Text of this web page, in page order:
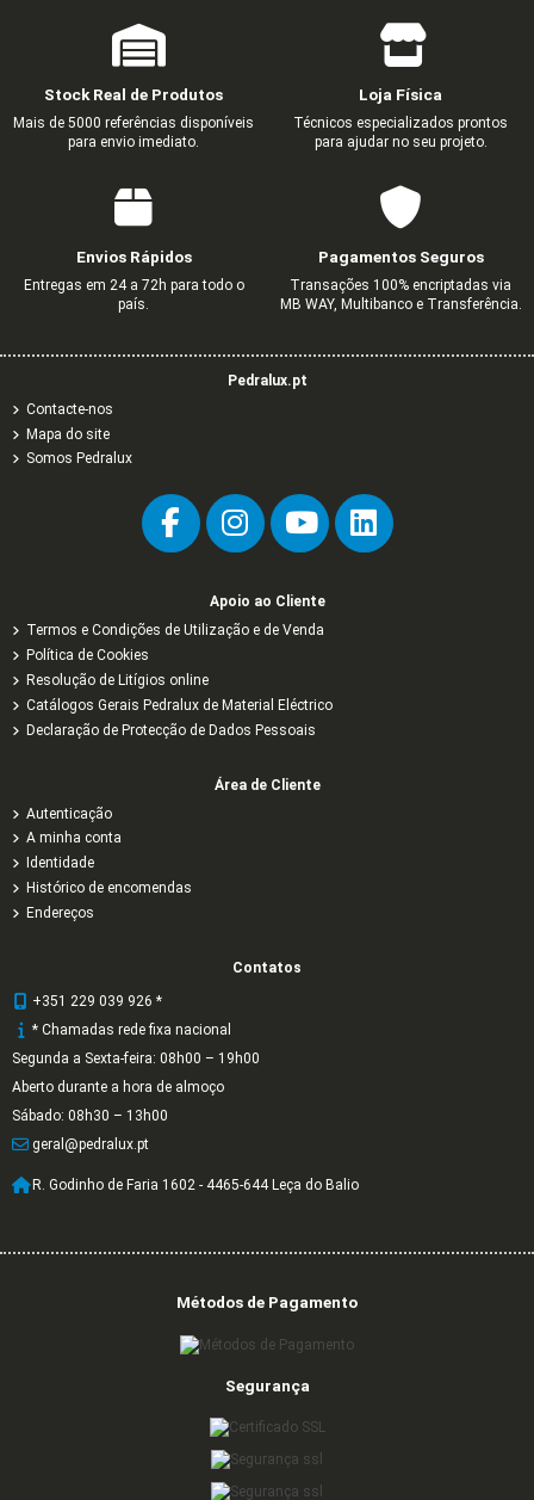
Stock Real de Produtos
Mais de 5000 referências disponíveis
para envio imediato.
Loja Física
Técnicos especializados prontos
para ajudar no seu projeto.
Envios Rápidos
Entregas em 24 a 72h para todo o
país.
Pagamentos Seguros
Transações 100% encriptadas via
MB WAY, Multibanco e Transferência.
Pedralux.pt
Contacte-nos
Mapa do site
Somos Pedralux
Apoio ao Cliente
Termos e Condições de Utilização e de Venda
Política de Cookies
Resolução de Litígios online
Catálogos Gerais Pedralux de Material Eléctrico
Declaração de Protecção de Dados Pessoais
Área de Cliente
Autenticação
A minha conta
Identidade
Histórico de encomendas
Endereços
Contatos
+351 229 039 926 *
* Chamadas rede fixa nacional
Segunda a Sexta-feira: 08h00 – 19h00
Aberto durante a hora de almoço
Sábado: 08h30 – 13h00
geral@pedralux.pt
R. Godinho de Faria 1602 - 4465-644 Leça do Balio
Métodos de Pagamento
Segurança